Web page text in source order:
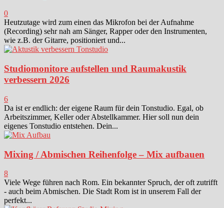
0
Heutzutage wird zum einen das Mikrofon bei der Aufnahme
(Recording) sehr nah am Sänger, Rapper oder den Instrumenten,
wie z.B. der Gitarre, positioniert und...
Studiomonitore aufstellen und Raumakustik
verbessern 2026
6
Da ist er endlich: der eigene Raum für dein Tonstudio. Egal, ob
Arbeitszimmer, Keller oder Abstellkammer. Hier soll nun dein
eigenes Tonstudio entstehen. Dein...
Mixing / Abmischen Reihenfolge – Mix aufbauen
8
Viele Wege führen nach Rom. Ein bekannter Spruch, der oft zutrifft
- auch beim Abmischen. Die Stadt Rom ist in unserem Fall der
perfekt...